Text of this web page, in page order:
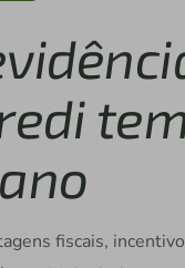
fiscais,